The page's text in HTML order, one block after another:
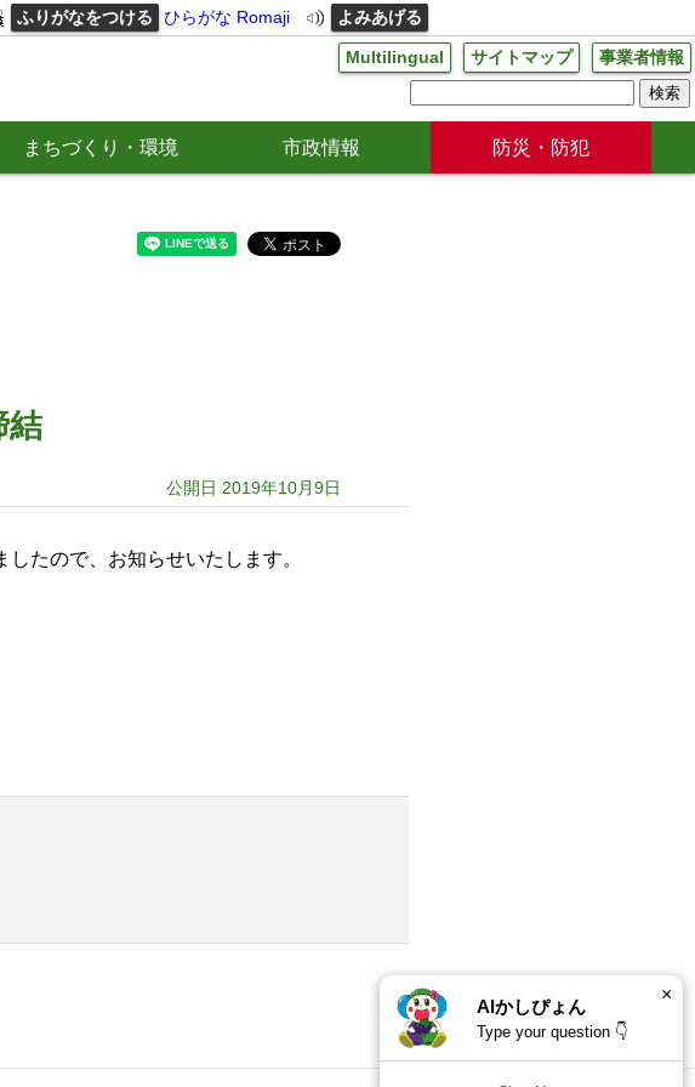
ふりがなをつける ひらがな Romaji よみあげる
Multilingual サイトマップ 事業者情報
まちづくり・環境 市政情報 防災・防犯
結
公開日 2019年10月9日
たので、お知らせいたします。
AIかしぴょん
Type your question 👇
×